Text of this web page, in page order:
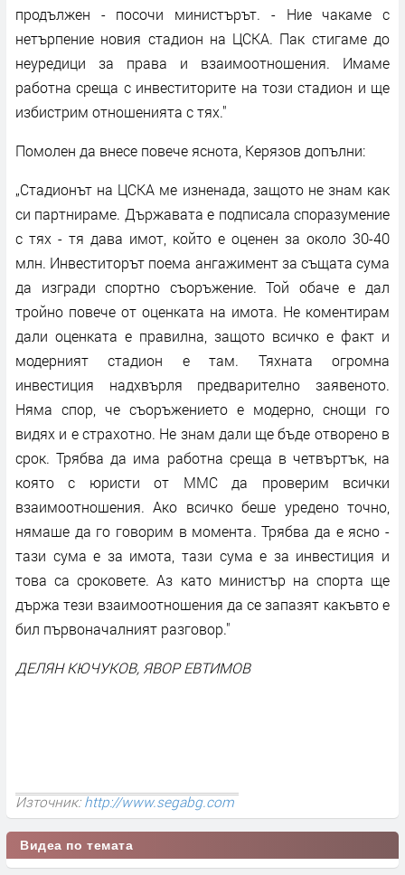
продължен - посочи министърът. - Ние чакаме с
нетърпение новия стадион на ЦСКА. Пак стигаме до
неуредици за права и взаимоотношения. Имаме
работна среща с инвеститорите на този стадион и ще
избистрим отношенията с тях."
Помолен да внесе повече яснота, Керязов допълни:
„Стадионът на ЦСКА ме изненада, защото не знам как
си партнираме. Държавата е подписала споразумение
с тях - тя дава имот, който е оценен за около 30-40
млн. Инвеститорът поема ангажимент за същата сума
да изгради спортно съоръжение. Той обаче е дал
тройно повече от оценката на имота. Не коментирам
дали оценката е правилна, защото всичко е факт и
модерният стадион е там. Тяхната огромна
инвестиция надхвърля предварително заявеното.
Няма спор, че съоръжението е модерно, снощи го
видях и е страхотно. Не знам дали ще бъде отворено в
срок. Трябва да има работна среща в четвъртък, на
която с юристи от ММС да проверим всички
взаимоотношения. Ако всичко беше уредено точно,
нямаше да го говорим в момента. Трябва да е ясно -
тази сума е за имота, тази сума е за инвестиция и
това са сроковете. Аз като министър на спорта ще
държа тези взаимоотношения да се запазят какъвто е
бил първоначалният разговор."
ДЕЛЯН КЮЧУКОВ, ЯВОР ЕВТИМОВ
Източник:http://www.segabg.com
Видеа по темата